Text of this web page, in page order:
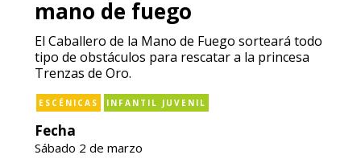
mano de fuego
El Caballero de la Mano de Fuego sorteará todo
tipo de obstáculos para rescatar a la princesa
Trenzas de Oro.
ESCÉNICAS INFANTIL JUVENIL
Fecha
Sábado 2 de marzo